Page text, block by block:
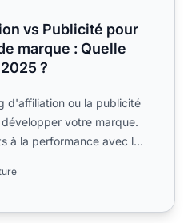
vs Publicité pour
marque : Quelle
?
d'affiliation ou la publicité
votre marque.
à la performance avec les